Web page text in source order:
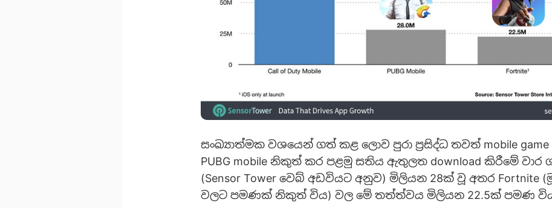
සංඛ්‍යාත්මක වශයෙන් ගත් කළ ලොව පුරා ප්‍රසිද්ධ තවත් mobile
PUBG mobile නිකුත් කර පළමු සතිය ඇතුලත download කිරීමේ
(Sensor Tower වෙබ් අඩවියට අනුව) මිලියන 28ක් වූ අතර Fortnite
වලට පමණක් නිකුත් විය) වල මේ තත්ත්වය මිලියන 22.5ක් පමණ